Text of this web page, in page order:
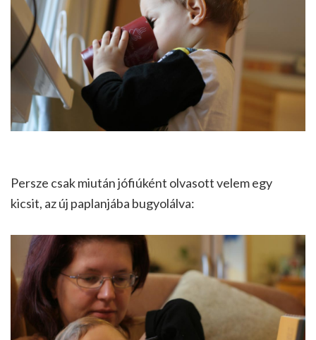
Persze csak miután jófiúként olvasott velem egy
kicsit, az új paplanjába bugyolálva: